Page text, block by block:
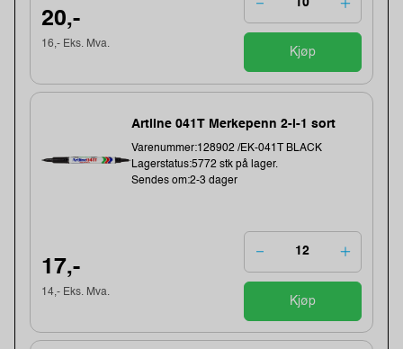
20,-
16,- Eks. Mva.
Kjøp
Artline 041T Merkepenn 2-i-1 sort
Varenummer:128902 /EK-041T BLACK
Lagerstatus:5772 stk på lager.
Sendes om:2-3 dager
17,-
14,- Eks. Mva.
Kjøp